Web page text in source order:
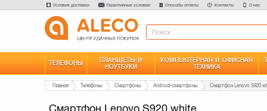
Условия доставки Гарантийные условия Способы оплаты Контакты О нас
ТЕЛЕФОНЫ
ПЛАНШЕТЫ И
НОУТБУКИ
КОМПЬЮТЕРНАЯ И ОФИСНАЯ
ТЕХНИКА
Главная Телефоны Смартфоны Android-смартфоны Смартфон Lenovo S920
Смартфон Lenovo S920 white